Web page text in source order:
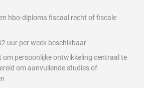
hbo-diploma fiscaal recht of fiscale
uur per week beschikbaar
om persoonlijke ontwikkeling centraal te
om aanvullende studies of